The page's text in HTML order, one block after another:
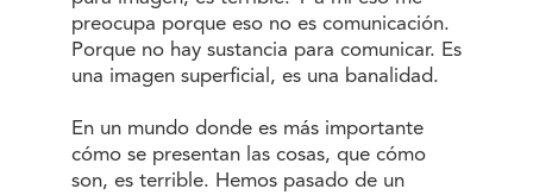
preocupa porque eso no es comunicación.
Porque no hay sustancia para comunicar. Es
una imagen superficial, es una banalidad.
En un mundo donde es más importante
cómo se presentan las cosas, que cómo
son, es terrible. Hemos pasado de un